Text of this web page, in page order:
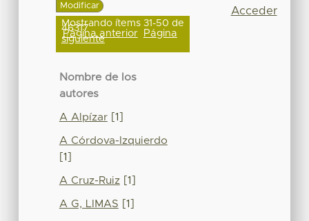
Mostrando ítems 31-50 de
46317
Página anterior Página
siguiente
Nombre de los
autores
A Alpízar[1]
A Córdova-Izquierdo
[1]
A Cruz-Ruiz[1]
A G, LIMAS [1]
Acceder